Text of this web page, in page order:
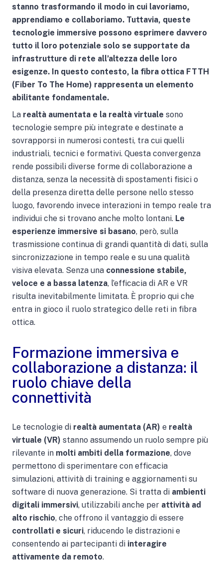
stanno trasformando il modo in cui lavoriamo,
apprendiamo e collaboriamo. Tuttavia, queste
tecnologie immersive possono esprimere davvero
tutto il loro potenziale solo se supportate da
infrastrutture di rete all’altezza delle loro
esigenze. In questo contesto, la fibra ottica FTTH
(Fiber To The Home) rappresenta un elemento
abilitante fondamentale.
La realtà aumentata e la realtà virtuale sono
tecnologie sempre più integrate e destinate a
sovrapporsi in numerosi contesti, tra cui quelli
industriali, tecnici e formativi. Questa convergenza
rende possibili diverse forme di collaborazione a
distanza, senza la necessità di spostamenti fisici o
della presenza diretta delle persone nello stesso
luogo, favorendo invece interazioni in tempo reale tra
individui che si trovano anche molto lontani. Le
esperienze immersive si basano, però, sulla
trasmissione continua di grandi quantità di dati, sulla
sincronizzazione in tempo reale e su una qualità
visiva elevata. Senza una connessione stabile,
veloce e a bassa latenza, l’efficacia di AR e VR
risulta inevitabilmente limitata. È proprio qui che
entra in gioco il ruolo strategico delle reti in fibra
ottica.
Formazione immersiva e
collaborazione a distanza: il
ruolo chiave della
connettività
Le tecnologie di realtà aumentata (AR) e realtà
virtuale (VR) stanno assumendo un ruolo sempre più
rilevante in molti ambiti della formazione, dove
permettono di sperimentare con efficacia
simulazioni, attività di training e aggiornamenti su
software di nuova generazione. Si tratta di ambienti
digitali immersivi, utilizzabili anche per attività ad
alto rischio, che offrono il vantaggio di essere
controllati e sicuri, riducendo le distrazioni e
consentendo ai partecipanti di interagire
attivamente da remoto.